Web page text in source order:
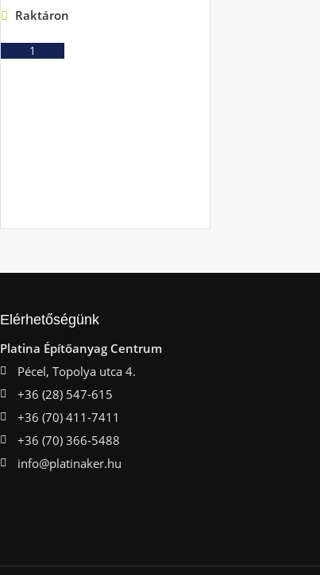
Raktáron
Elérhetőségünk
Platina Építőanyag Centrum
Pécel, Topolya utca 4.
+36 (28) 547-615
+36 (70) 411-7411
+36 (70) 366-5488
info@platinaker.hu